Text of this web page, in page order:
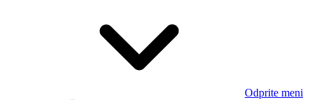
Odprite meni